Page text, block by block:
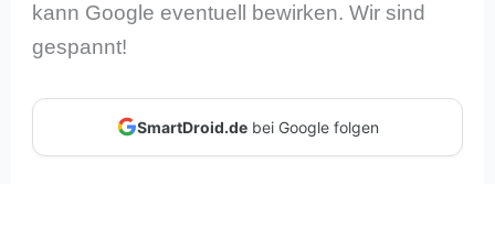
kann Google eventuell bewirken. Wir sind
gespannt!
SmartDroid.debei Google folgen